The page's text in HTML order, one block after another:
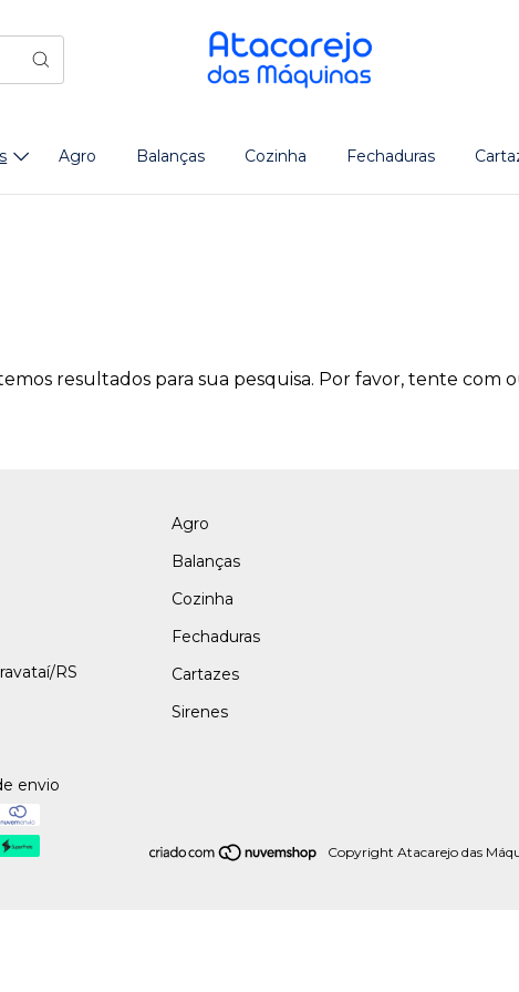
Agro Balanças Cozinha Fechaduras
resultados para sua pesquisa. Por favor, tente com
RS
Agro
Balanças
Cozinha
Fechaduras
Cartazes
Sirenes
envio
Copyright Atacarejo das